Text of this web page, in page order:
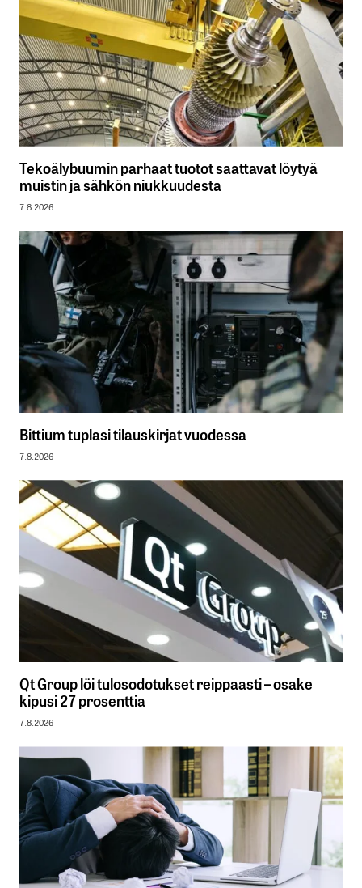
Tekoälybuumin parhaat tuotot saattavat löytyä
muistin ja sähkön niukkuudesta
7.8.2026
Bittium tuplasi tilauskirjat vuodessa
7.8.2026
Qt Group löi tulosodotukset reippaasti – osake
kipusi 27 prosenttia
7.8.2026